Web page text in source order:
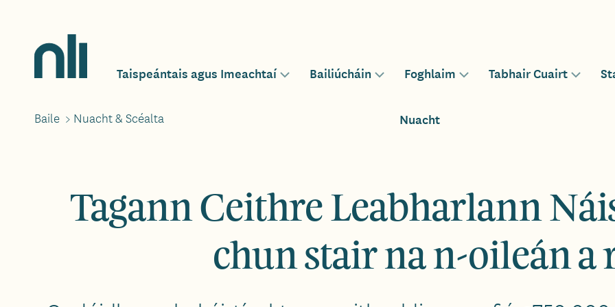
Home,
National
Library
Main
navigation
Taispeántais agus ImeachtaíToggleBailiúcháin ToggleFoghlaim ToggleTabhair CuairtToggle
Nuacht
Breadcrumbs
Baile > Nuacht & Scéalta
Tagann Ceithre Leabharlann
chun stair na n-oileán